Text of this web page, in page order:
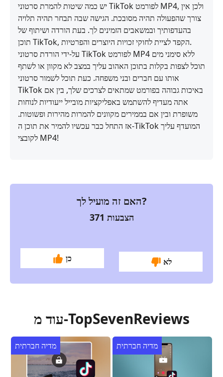
יש כמה שיטות להמרת סרטוני TikTok לפורמט MP4, ולכן אין
צורך שהפעולה תהיה מסובכת. הגישה שבה תבחר תהיה תלויה
בהעדפותיך ובמשאבים הזמינים לך. בעת הורדה ושיתוף של
תוכן TikTok, הקפד לציית לחוקי זכויות היוצרים והפרטיות.
על‑ידי הורדת סרטוני TikTok לפורמט MP4 ללא סימני מים
תוכל לצפות בקלות בתוכן האהוב עליך במצב לא מקוון או לשתף
אותו עם חברים ובני משפחה. כעת תוכל לשמור סרטוני
TikTok באיכות גבוהה בפורמט שמתאים לצרכים שלך, בין אם
אתה מעדיף להשתמש באפליקציות מובייל ייעודיות לנוחות
משופרת ובין אם בממירים מקוונים להמרות מהירות ופשוטות.
אז התחל כבר עכשיו להמיר את תוכן ה‑TikTok המועדף עליך
לקובצי MP4!
האם זה מועיל לך?
371 הצבעות
כן לא
עוד מ-TopSevenReviews
מדיה חברתית מדיה חברתית